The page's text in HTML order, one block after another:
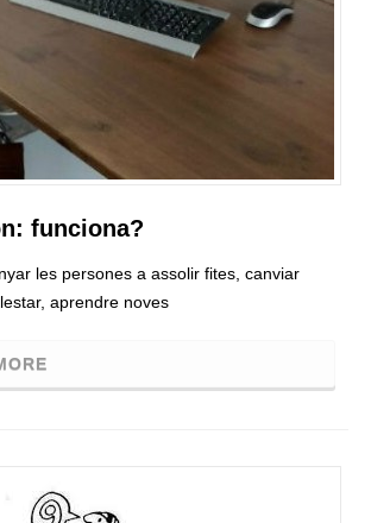
funciona?
les persones a assolir fites, canviar
aprendre noves